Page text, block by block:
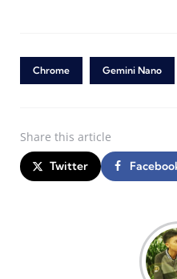
Chrome Gemini Nano
Share this article
Twitter